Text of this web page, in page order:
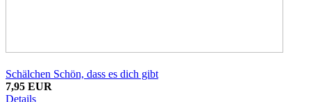
Schälchen Schön, dass es dich gibt
7,95 EUR
Details